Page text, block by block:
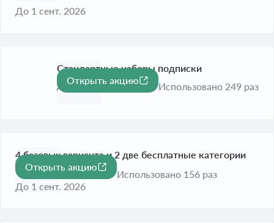
До 1 сент. 2026
Стандартные наборы подписки
До 1 сент. 2026
Открыть акцию
Использовано 249 раз
4 базовых варианта и 2 две бесплатные категории
каждый месяц
До 1 сент. 2026
Открыть акцию
Использовано 156 раз